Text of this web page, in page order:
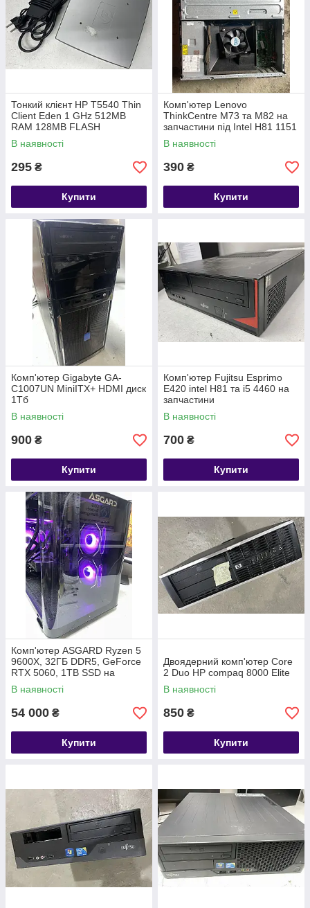
Тонкий клієнт HP T5540 Thin
Client Eden 1 GHz 512MB
RAM 128MB FLASH
В наявності
295 ₴
Купити
Комп'ютер Lenovo
ThinkCentre M73 та M82 на
запчастини під Intel H81 1151
В наявності
390 ₴
Купити
Комп'ютер Gigabyte GA-
C1007UN MiniITX+ HDMI диск
1Тб
В наявності
900 ₴
Купити
Комп'ютер Fujitsu Esprimo
E420 intel H81 та i5 4460 на
запчастини
В наявності
700 ₴
Купити
Комп'ютер ASGARD Ryzen 5
9600X, 32ГБ DDR5, GeForce
RTX 5060, 1TB SSD на
водянці
В наявності
54 000 ₴
Купити
Двоядерний комп'ютер Core
2 Duo HP compaq 8000 Elite
В наявності
850 ₴
Купити